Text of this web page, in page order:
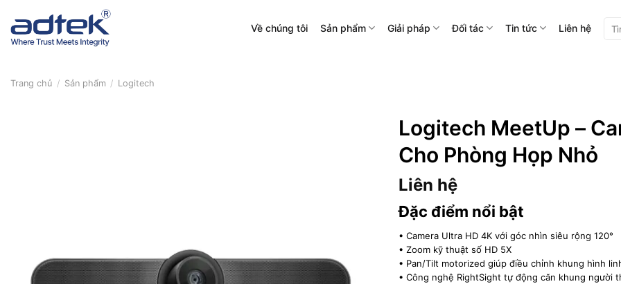
to
content
Về chúng tôi Sản phẩm Giải pháp Đối tác Tin tức Liên hệ
Tìm
Trang chủ / Sản phẩm / Logitech
Logitech MeetUp –
Cho Phòng Họp Nhỏ
Liên hệ
Đặc điểm nổi bật
• Camera Ultra HD 4K với góc nhìn siêu rộng 120°
• Zoom kỹ thuật số HD 5X
• Pan/Tilt motorized giúp điều chỉnh khung hình
• Công nghệ RightSight tự động căn khung người